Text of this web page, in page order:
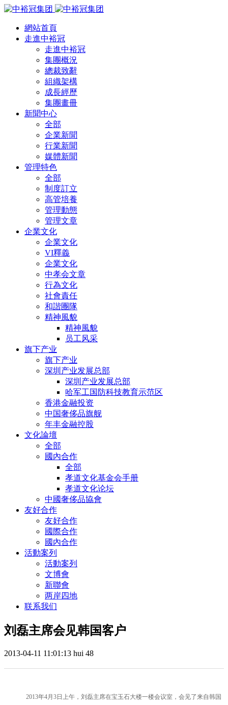
網站首頁
走進中裕冠
走進中裕冠
集團概況
總裁致辭
組織架構
成長經歷
集團畫冊
新聞中心
全部
企業新聞
行業新聞
媒體新聞
管理特色
全部
制度訂立
高管培養
管理動態
管理文章
企業文化
企業文化
VI釋義
企業文化
中孝会文章
行為文化
社會責任
和諧團隊
精神風貌
精神風貌
员工风采
旗下产业
旗下产业
深圳产业发展总部
深圳产业发展总部
哈军工国防科技教育示范区
香港金融投资
中国奢侈品旗舰
年丰金融控股
文化論壇
全部
國內合作
全部
孝道文化基金会手册
孝道文化论坛
中國奢侈品協會
友好合作
友好合作
國際合作
國內合作
活動案列
活動案列
文博會
新聯會
两岸四地
联系我们
刘磊主席会见韩国客户
2013-04-11 11:01:13 hui 48
2013年4月3日上午，刘磊主席在宝玉石大楼一楼会议室，会见了来自韩国